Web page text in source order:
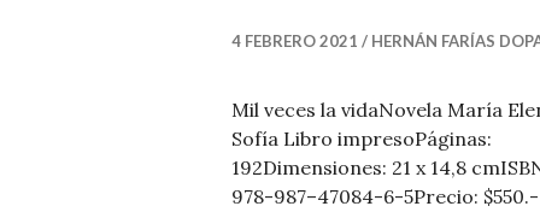
I
I
A
S
4 FEBRERO 2021 HERNÁN FARÍAS
Mil veces la vidaNovela María
Sofía Libro impresoPáginas:
192Dimensiones: 21 x 14,8
978-987–47084-6-5Precio: $550.-